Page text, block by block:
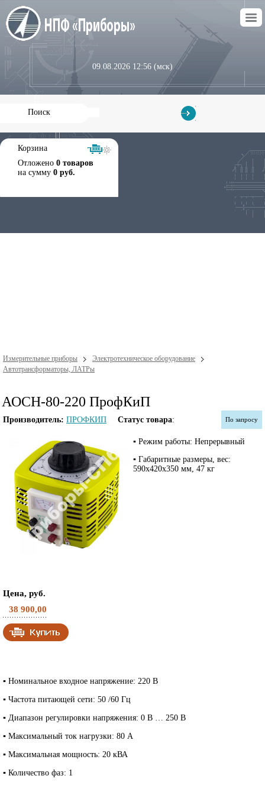
09.08.2026 12:56 (мск)
Корзина
Отложено 0 товаров
на сумму 0 руб.
Измерительные приборы
Электротехническое оборудование
Автотрансформаторы, ЛАТРы
АОСН-80-220 ПрофКиП
Производитель: ПРОФКИП Статус товара: По запросу
▪ Режим работы: Непрерывный
▪ Габаритные размеры, вес:
590х420х350 мм, 47 кг
Цена, руб.
38 900,00
▪ Номинальное входное напряжение: 220 В
▪ Частота питающей сети: 50 /60 Гц
▪ Диапазон регулировки напряжения: 0 В … 250 В
▪ Максимальный ток нагрузки: 80 А
▪ Максимальная мощность: 20 кВА
▪ Количество фаз: 1